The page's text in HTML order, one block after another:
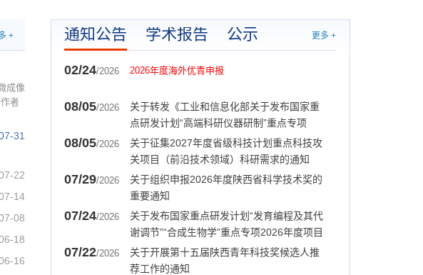
成像
者
31
22
14
08
18
16
+ 通知公告 学术报告 公示
02/24/2026 2026年度海外优青申报
08/05/2026
关于转发《工业和信息化部关于发布国家重
点研发计划“高端科研仪器研制”重点专项
2026年度（第一批）项目申报指南的通知》
08/05/2026
关于征集2027年度省级科技计划重点科技攻
关项目（前沿技术领域）科研需求的通知
07/29/2026
关于组织申报2026年度陕西省科学技术奖的
重要通知
07/24/2026
关于发布国家重点研发计划“发育编程及其代
谢调节”“合成生物学”重点专项2026年度项目
申报指南的通告
07/22/2026
关于开展第十五届陕西青年科技奖候选人推
荐工作的通知
更多 +